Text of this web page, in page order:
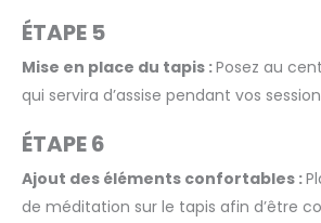
ÉTAPE 5
Mise en place du tapis :Posez au
qui servira d’assise pendant vos
ÉTAPE 6
Ajout des éléments confortables :
de méditation sur le tapis afin d’être